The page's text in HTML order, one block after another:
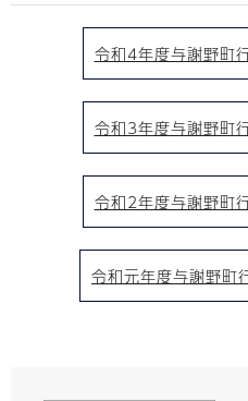
令和4年度与謝野町
令和3年度与謝野町
令和2年度与謝野町
令和元年度与謝野町